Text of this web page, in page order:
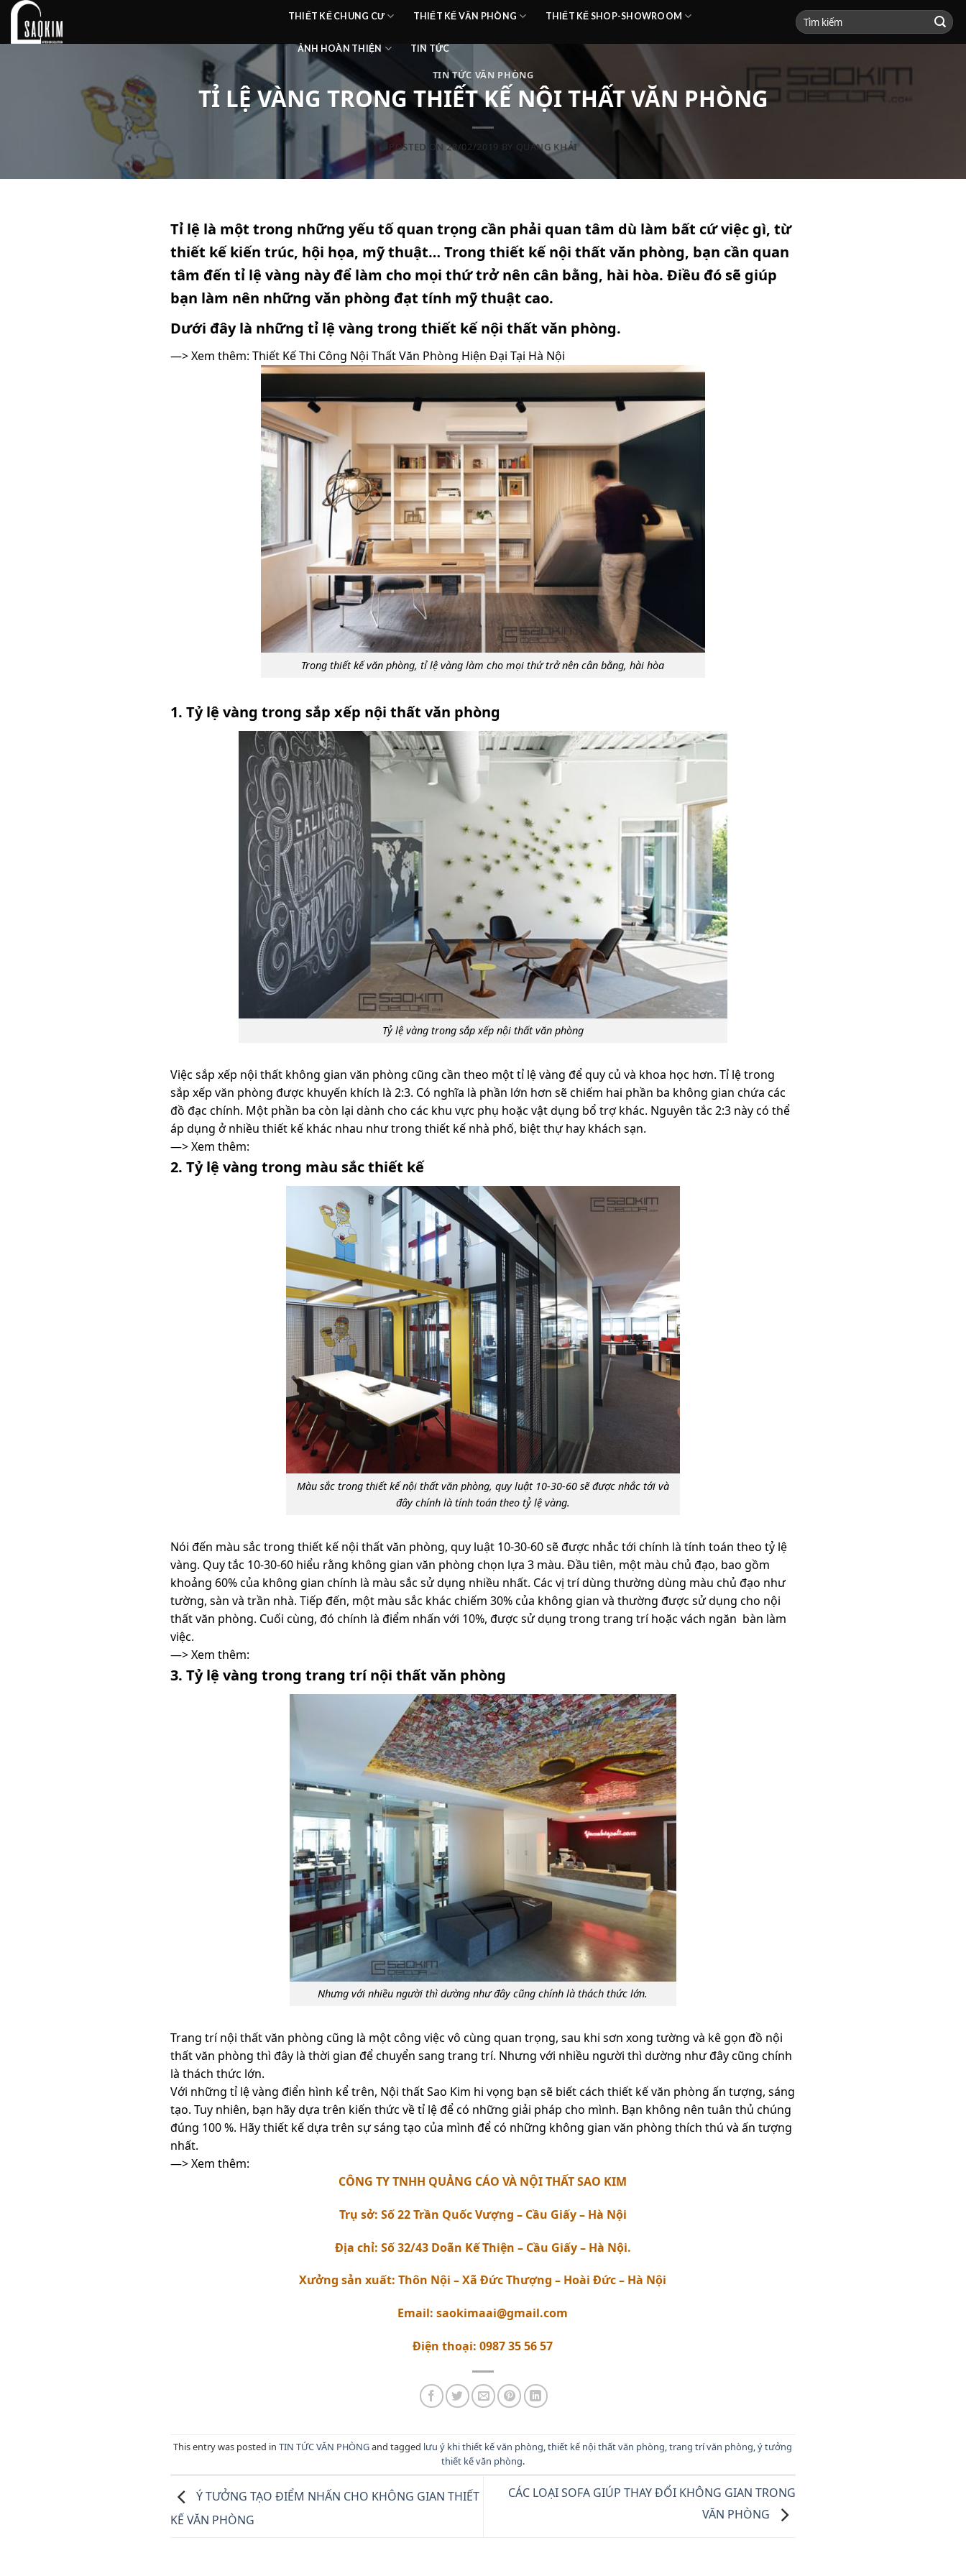
Skip
content
THIẾT KẾ CHUNG CƯ THIẾT KẾ VĂN PHÒNG THIẾT KẾ SHOP-SHOWROOM
ẢNH HOÀN THIỆN TIN TỨC
TIN TỨC VĂN PHÒNG
TỈ LỆ VÀNG TRONG THIẾT KẾ NỘI THẤT VĂN PHÒNG
POSTED ON28/02/2019 BY QUANG KHẢI
Tỉ lệ là một trong những yếu tố quan trọng cần phải quan tâm dù làm bất cứ việc gì, từ
thiết kế kiến trúc, hội họa, mỹ thuật… Trong thiết kế nội thất văn phòng, bạn cần quan
tâm đến tỉ lệ vàng này để làm cho mọi thứ trở nên cân bằng, hài hòa. Điều đó sẽ giúp
bạn làm nên những văn phòng đạt tính mỹ thuật cao.
Dưới đây là những tỉ lệ vàng trong thiết kế nội thất văn phòng.
—> Xem thêm: Thiết Kế Thi Công Nội Thất Văn Phòng Hiện Đại Tại Hà Nội
Trong thiết kế văn phòng, tỉ lệ vàng làm cho mọi thứ trở nên cân bằng, hài hòa
1. Tỷ lệ vàng trong sắp xếp nội thất văn phòng
Tỷ lệ vàng trong sắp xếp nội thất văn phòng
Việc sắp xếp nội thất không gian văn phòng cũng cần theo một tỉ lệ vàng để quy củ và khoa học hơn. Tỉ lệ trong
sắp xếp văn phòng được khuyến khích là 2:3. Có nghĩa là phần lớn hơn sẽ chiếm hai phần ba không gian chứa các
đồ đạc chính. Một phần ba còn lại dành cho các khu vực phụ hoặc vật dụng bổ trợ khác. Nguyên tắc 2:3 này có thể
áp dụng ở nhiều thiết kế khác nhau như trong thiết kế nhà phố, biệt thự hay khách sạn.
—> Xem thêm:
2. Tỷ lệ vàng trong màu sắc thiết kế
Màu sắc trong thiết kế nội thất văn phòng, quy luật 10-30-60 sẽ được nhắc tới và
đây chính là tính toán theo tỷ lệ vàng.
Nói đến màu sắc trong thiết kế nội thất văn phòng, quy luật 10-30-60 sẽ được nhắc tới chính là tính toán theo tỷ lệ
vàng. Quy tắc 10-30-60 hiểu rằng không gian văn phòng chọn lựa 3 màu. Đầu tiên, một màu chủ đạo, bao gồm
khoảng 60% của không gian chính là màu sắc sử dụng nhiều nhất. Các vị trí dùng thường dùng màu chủ đạo như
tường, sàn và trần nhà. Tiếp đến, một màu sắc khác chiếm 30% của không gian và thường được sử dụng cho nội
thất văn phòng. Cuối cùng, đó chính là điểm nhấn với 10%, được sử dụng trong trang trí hoặc vách ngăn bàn làm
việc.
—> Xem thêm:
3. Tỷ lệ vàng trong trang trí nội thất văn phòng
Nhưng với nhiều người thì dường như đây cũng chính là thách thức lớn.
Trang trí nội thất văn phòng cũng là một công việc vô cùng quan trọng, sau khi sơn xong tường và kê gọn đồ nội
thất văn phòng thì đây là thời gian để chuyển sang trang trí. Nhưng với nhiều người thì dường như đây cũng chính
là thách thức lớn.
Với những tỉ lệ vàng điển hình kể trên, Nội thất Sao Kim hi vọng bạn sẽ biết cách thiết kế văn phòng ấn tượng, sáng
tạo. Tuy nhiên, bạn hãy dựa trên kiến thức về tỉ lệ để có những giải pháp cho mình. Bạn không nên tuân thủ chúng
đúng 100 %. Hãy thiết kế dựa trên sự sáng tạo của mình để có những không gian văn phòng thích thú và ấn tượng
nhất.
—> Xem thêm:
CÔNG TY TNHH QUẢNG CÁO VÀ NỘI THẤT SAO KIM
Trụ sở: Số 22 Trần Quốc Vượng – Cầu Giấy – Hà Nội
Địa chỉ: Số 32/43 Doãn Kế Thiện – Cầu Giấy – Hà Nội.
Xưởng sản xuất: Thôn Nội – Xã Đức Thượng – Hoài Đức – Hà Nội
Email: saokimaai@gmail.com
Điện thoại: 0987 35 56 57
This entry was posted inTIN TỨC VĂN PHÒNGand tagged lưu ý khi thiết kế văn phòng,thiết kế nội thất văn phòng,trang trí văn phòng,ý tưởng
thiết kế văn phòng.
Ý TƯỞNG TẠO ĐIỂM NHẤN CHO KHÔNG GIAN THIẾT
KẾ VĂN PHÒNG
CÁC LOẠI SOFA GIÚP THAY ĐỔI KHÔNG GIAN TRONG
VĂN PHÒNG